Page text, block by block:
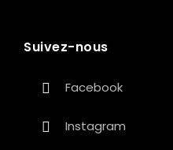
Suivez-nous
Facebook
Instagram